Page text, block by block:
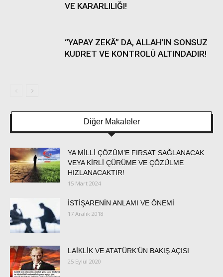
VE KARARLILIĞI!
“YAPAY ZEKÂ” DA, ALLAH’IN SONSUZ
KUDRET VE KONTROLÜ ALTINDADIR!
Diğer Makaleler
YA MİLLİ ÇÖZÜM’E FIRSAT SAĞLANACAK
VEYA KİRLİ ÇÜRÜME VE ÇÖZÜLME
HIZLANACAKTIR!
15 Mart 2024
İSTİŞARENİN ANLAMI VE ÖNEMİ
17 Aralık 2018
LAİKLİK VE ATATÜRK’ÜN BAKIŞ AÇISI
25 Eylül 2020